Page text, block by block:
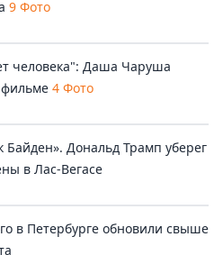
9 Фото
человека": Даша Чаруша
фильме 4 Фото
Байден». Дональд Трамп уберег
в Лас-Вегасе
в Петербурге обновили свыше